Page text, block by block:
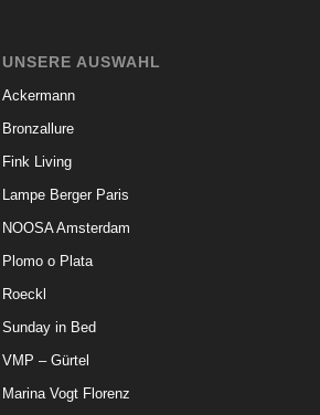
UNSERE AUSWAHL
Ackermann
Bronzallure
Fink Living
Lampe Berger Paris
NOOSA Amsterdam
Plomo o Plata
Roeckl
Sunday in Bed
VMP – Gürtel
Marina Vogt Florenz